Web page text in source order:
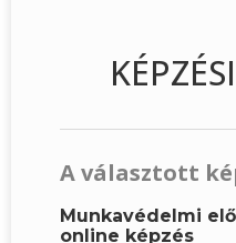
A választott
Munkavédelmi
online képzés